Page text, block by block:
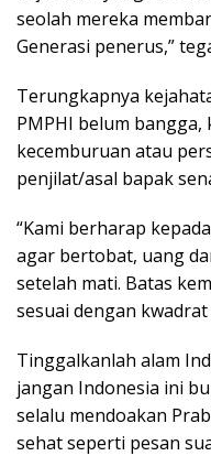
seolah mereka
Generasi penerus,”
Terungkapnya
PMPHI belum
kecemburuan atau
penjilat/asal bapak
“Kami berharap
agar bertobat, uang
setelah mati. Batas
sesuai dengan kwadrat
Tinggalkanlah alam
jangan Indonesia ini
selalu mendoakan
sehat seperti pesan